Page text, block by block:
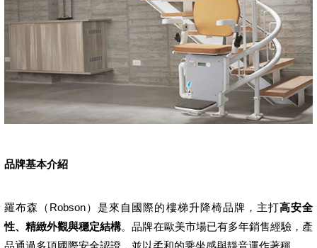
品牌基本介紹
羅布森（Robson）是來自國際的樓梯升降椅品牌，主打高安全
性、精緻外觀與穩定結構。品牌在歐美市場已有多年銷售經驗，產